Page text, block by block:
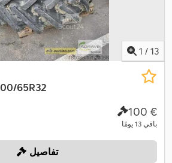
1 / 13
65R32
‏100 €
باقي 13 يومًا
تفاصيل